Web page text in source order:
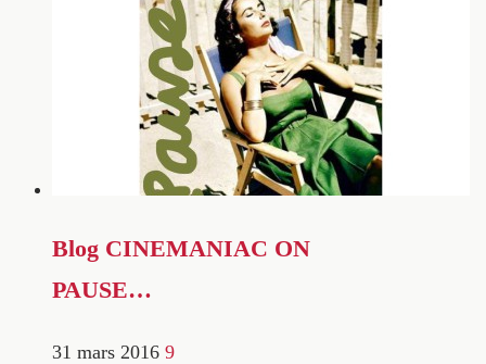
Blog CINEMANIAC ON
PAUSE…
31 mars 2016 9